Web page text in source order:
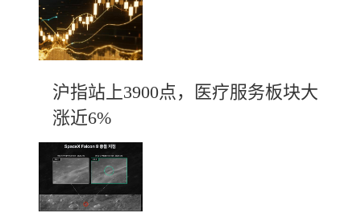
沪指站上3900点，医疗服务板块大
涨近6%